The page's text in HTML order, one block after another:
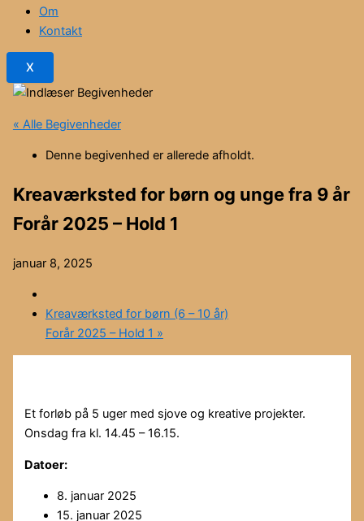
Om
Kontakt
X
« Alle Begivenheder
Denne begivenhed er allerede afholdt.
Kreaværksted for børn og unge fra 9 år
Forår 2025 – Hold 1
januar 8, 2025
Kreaværksted for børn (6 – 10 år)
Forår 2025 – Hold 1 »
Et forløb på 5 uger med sjove og kreative projekter.
Onsdag fra kl. 14.45 – 16.15.
Datoer:
8. januar 2025
15. januar 2025